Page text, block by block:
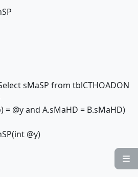

sMaSP from tblCTHOADON
@y and A.sMaHD = B.sMaHD)
@y)